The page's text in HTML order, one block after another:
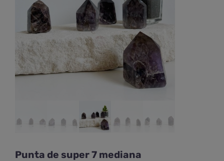
Punta de super 7 mediana